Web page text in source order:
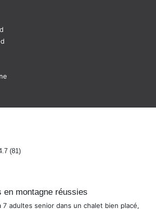
/5
(81 )
en montagne réussies
adultes senior dans un chalet bien placé,